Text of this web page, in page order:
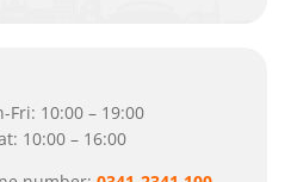
Fri: 10:00 – 19:00
10:00 – 16:00